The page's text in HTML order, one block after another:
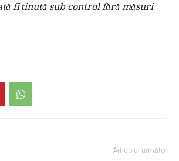
fi ținută sub control fără măsuri
Articolul următor